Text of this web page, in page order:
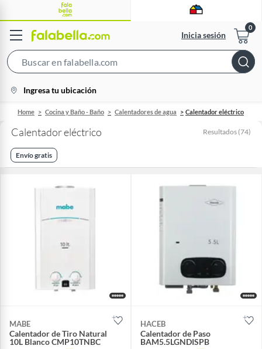
Inicia sesión
Bar
location-
icon
Ingresa tu ubicación
Home Cocina y Baño - Baño Calentadores de agua Calentador eléctrico
Calentador eléctrico Resultados (74)
Envío gratis
MABE
Calentador de Tiro Natural
10L Blanco CMP10TNBC
HACEB
Calentador de Paso
BAM5.5LGNDISPB